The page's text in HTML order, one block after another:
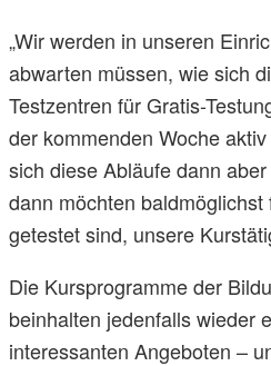
„Wir werden in unseren
abwarten müssen, wie sich
Testzentren für Gratis-
der kommenden Woche
sich diese Abläufe dann
dann möchten
getestet sind, unsere
Die Kursprogramme der
beinhalten jedenfalls wieder
interessanten Angeboten –